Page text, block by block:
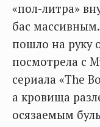
«пол-литра»
бас
пошло на руку
посмотрела с
сериала «The
а кровища
осязаемым